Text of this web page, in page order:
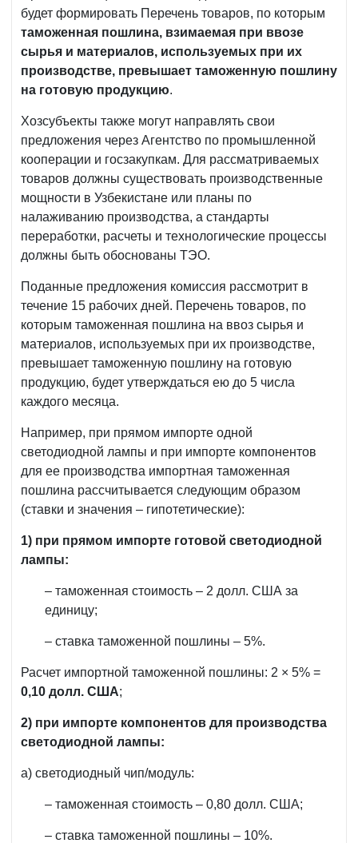
будет формировать Перечень товаров, по которым
таможенная пошлина, взимаемая при ввозе
сырья и материалов, используемых при их
производстве, превышает таможенную пошлину
на готовую продукцию.
Хозсубъекты также могут направлять свои
предложения через Агентство по промышленной
кооперации и госзакупкам. Для рассматриваемых
товаров должны существовать производственные
мощности в Узбекистане или планы по
налаживанию производства, а стандарты
переработки, расчеты и технологические процессы
должны быть обоснованы ТЭО.
Поданные предложения комиссия рассмотрит в
течение 15 рабочих дней. Перечень товаров, по
которым таможенная пошлина на ввоз сырья и
материалов, используемых при их производстве,
превышает таможенную пошлину на готовую
продукцию, будет утверждаться ею до 5 числа
каждого месяца.
Например, при прямом импорте одной
светодиодной лампы и при импорте компонентов
для ее производства импортная таможенная
пошлина рассчитывается следующим образом
(ставки и значения – гипотетические):
1) при прямом импорте готовой светодиодной
лампы:
– таможенная стоимость – 2 долл. США за
единицу;
– ставка таможенной пошлины – 5%.
Расчет импортной таможенной пошлины: 2 × 5% =
0,10 долл. США;
2) при импорте компонентов для производства
светодиодной лампы:
а) светодиодный чип/модуль:
– таможенная стоимость – 0,80 долл. США;
– ставка таможенной пошлины – 10%.